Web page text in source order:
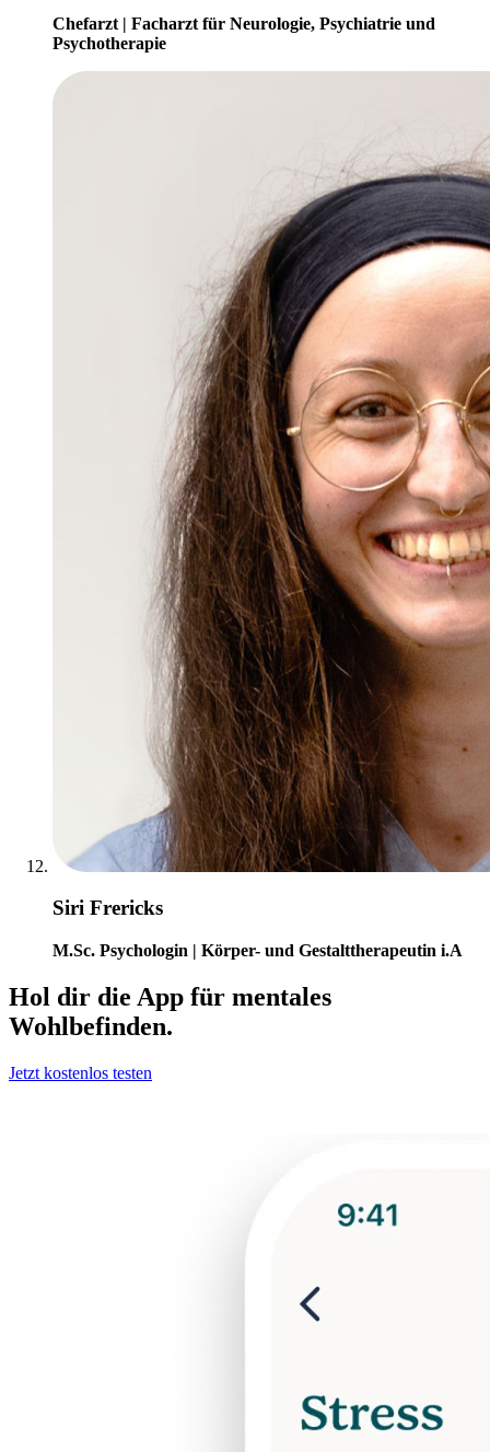
Chefarzt | Facharzt für Neurologie, Psychiatrie und
Psychotherapie
Siri Frericks
M.Sc. Psychologin | Körper- und Gestalttherapeutin i.A
Hol dir die App für mentales
Wohlbefinden.
Jetzt kostenlos testen